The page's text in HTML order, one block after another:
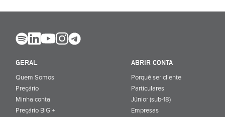
GERAL
Quem Somos
Preçário
Minha conta
Preçário BiG +
ABRIR CONTA
Porquê ser cliente
Particulares
Júnior (sub-18)
Empresas